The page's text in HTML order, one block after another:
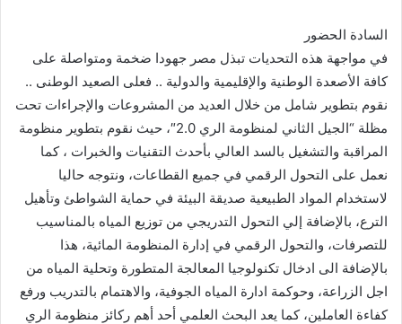
السادة الحضور
في مواجهة هذه التحديات تبذل مصر جهودا ضخمة ومتواصلة على
كافة الأصعدة الوطنية والإقليمية والدولية .. فعلى الصعيد الوطنى ..
نقوم بتطوير شامل من خلال العديد من المشروعات والإجراءات تحت
مظلة “الجيل الثاني لمنظومة الري 2.0″، حيث نقوم بتطوير منظومة
المراقبة والتشغيل بالسد العالي بأحدث التقنيات والخبرات ، كما
نعمل على التحول الرقمي في جميع القطاعات، ونتوجه حاليا
لاستخدام المواد الطبيعية صديقة البيئة في حماية الشواطئ وتأهيل
الترع، بالإضافة إلي التحول التدريجي من توزيع المياه بالمناسيب
للتصرفات، والتحول الرقمي في إدارة المنظومة المائية، هذا
بالإضافة الى ادخال تكنولوجيا المعالجة المتطورة وتحلية المياه من
اجل الزراعة، وحوكمة ادارة المياه الجوفية، والاهتمام بالتدريب ورفع
كفاءة العاملين، كما يعد البحث العلمي أحد أهم ركائز منظومة الري